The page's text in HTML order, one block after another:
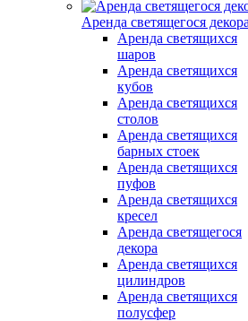
Аренда светящегося декора
Аренда светящихся
шаров
Аренда светящихся
кубов
Аренда светящихся
столов
Аренда светящихся
барных стоек
Аренда светящихся
пуфов
Аренда светящихся
кресел
Аренда светящегося
декора
Аренда светящихся
цилиндров
Аренда светящихся
полусфер